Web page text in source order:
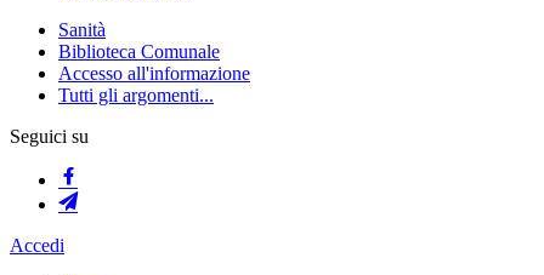
Sanità
Biblioteca Comunale
Accesso all'informazione
Tutti gli argomenti...
Seguici su
Accedi